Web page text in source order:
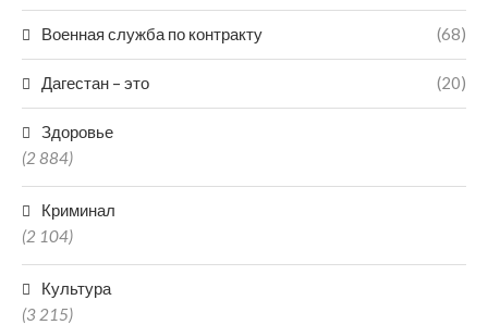
Военная служба по контракту (68)
Дагестан – это (20)
Здоровье
(2 884)
Криминал
(2 104)
Культура
(3 215)